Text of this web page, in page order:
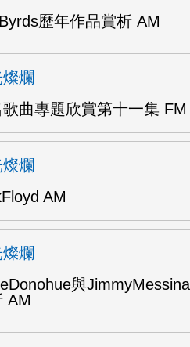
歷年作品賞析 AM
爛
歌曲專題欣賞第十一集 FM
爛
AM
爛
與
AM